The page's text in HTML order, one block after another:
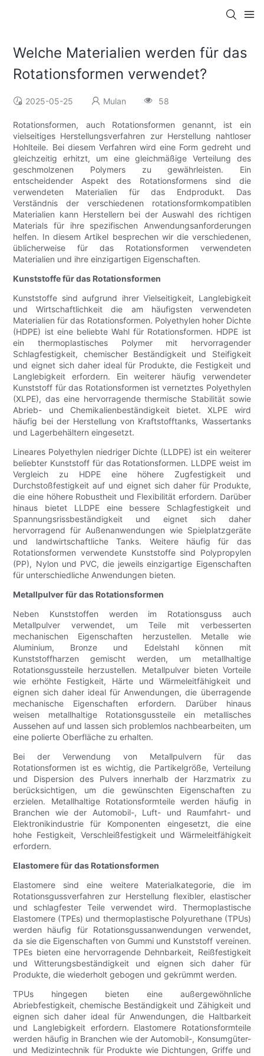
Welche Materialien werden für das
Rotationsformen verwendet?
2025-05-25 Mulan 58
Rotationsformen, auch Rotationsformen genannt, ist ein
vielseitiges Herstellungsverfahren zur Herstellung nahtloser
Hohlteile. Bei diesem Verfahren wird eine Form gedreht und
gleichzeitig erhitzt, um eine gleichmäßige Verteilung des
geschmolzenen Polymers zu gewährleisten. Ein
entscheidender Aspekt des Rotationsformens sind die
verwendeten Materialien für das Endprodukt. Das
Verständnis der verschiedenen rotationsformkompatiblen
Materialien kann Herstellern bei der Auswahl des richtigen
Materials für ihre spezifischen Anwendungsanforderungen
helfen. In diesem Artikel besprechen wir die verschiedenen,
üblicherweise für das Rotationsformen verwendeten
Materialien und ihre einzigartigen Eigenschaften.
Kunststoffe für das Rotationsformen
Kunststoffe sind aufgrund ihrer Vielseitigkeit, Langlebigkeit
und Wirtschaftlichkeit die am häufigsten verwendeten
Materialien für das Rotationsformen. Polyethylen hoher Dichte
(HDPE) ist eine beliebte Wahl für Rotationsformen. HDPE ist
ein thermoplastisches Polymer mit hervorragender
Schlagfestigkeit, chemischer Beständigkeit und Steifigkeit
und eignet sich daher ideal für Produkte, die Festigkeit und
Langlebigkeit erfordern. Ein weiterer häufig verwendeter
Kunststoff für das Rotationsformen ist vernetztes Polyethylen
(XLPE), das eine hervorragende thermische Stabilität sowie
Abrieb- und Chemikalienbeständigkeit bietet. XLPE wird
häufig bei der Herstellung von Kraftstofftanks, Wassertanks
und Lagerbehältern eingesetzt.
Lineares Polyethylen niedriger Dichte (LLDPE) ist ein weiterer
beliebter Kunststoff für das Rotationsformen. LLDPE weist im
Vergleich zu HDPE eine höhere Zugfestigkeit und
Durchstoßfestigkeit auf und eignet sich daher für Produkte,
die eine höhere Robustheit und Flexibilität erfordern. Darüber
hinaus bietet LLDPE eine bessere Schlagfestigkeit und
Spannungsrissbeständigkeit und eignet sich daher
hervorragend für Außenanwendungen wie Spielplatzgeräte
und landwirtschaftliche Tanks. Weitere häufig für das
Rotationsformen verwendete Kunststoffe sind Polypropylen
(PP), Nylon und PVC, die jeweils einzigartige Eigenschaften
für unterschiedliche Anwendungen bieten.
Metallpulver für das Rotationsformen
Neben Kunststoffen werden im Rotationsguss auch
Metallpulver verwendet, um Teile mit verbesserten
mechanischen Eigenschaften herzustellen. Metalle wie
Aluminium, Bronze und Edelstahl können mit
Kunststoffharzen gemischt werden, um metallhaltige
Rotationsgussteile herzustellen. Metallpulver bieten Vorteile
wie erhöhte Festigkeit, Härte und Wärmeleitfähigkeit und
eignen sich daher ideal für Anwendungen, die überragende
mechanische Eigenschaften erfordern. Darüber hinaus
weisen metallhaltige Rotationsgussteile ein metallisches
Aussehen auf und lassen sich problemlos nachbearbeiten, um
eine polierte Oberfläche zu erhalten.
Bei der Verwendung von Metallpulvern für das
Rotationsformen ist es wichtig, die Partikelgröße, Verteilung
und Dispersion des Pulvers innerhalb der Harzmatrix zu
berücksichtigen, um die gewünschten Eigenschaften zu
erzielen. Metallhaltige Rotationsformteile werden häufig in
Branchen wie der Automobil-, Luft- und Raumfahrt- und
Elektronikindustrie für Komponenten eingesetzt, die eine
hohe Festigkeit, Verschleißfestigkeit und Wärmeleitfähigkeit
erfordern.
Elastomere für das Rotationsformen
Elastomere sind eine weitere Materialkategorie, die im
Rotationsgussverfahren zur Herstellung flexibler, elastischer
und schlagfester Teile verwendet wird. Thermoplastische
Elastomere (TPEs) und thermoplastische Polyurethane (TPUs)
werden häufig für Rotationsgussanwendungen verwendet,
da sie die Eigenschaften von Gummi und Kunststoff vereinen.
TPEs bieten eine hervorragende Dehnbarkeit, Reißfestigkeit
und Witterungsbeständigkeit und eignen sich daher für
Produkte, die wiederholt gebogen und gekrümmt werden.
TPUs hingegen bieten eine außergewöhnliche
Abriebfestigkeit, chemische Beständigkeit und Zähigkeit und
eignen sich daher ideal für Anwendungen, die Haltbarkeit
und Langlebigkeit erfordern. Elastomere Rotationsformteile
werden häufig in Branchen wie der Automobil-, Konsumgüter-
und Medizintechnik für Produkte wie Dichtungen, Griffe und